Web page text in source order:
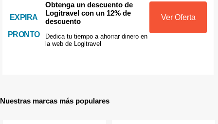
EXPIRA
PRONTO
Obtenga un descuento de
Logitravel con un 12% de
descuento
Dedica tu tiempo a ahorrar dinero en
la web de Logitravel
Ver Oferta
Nuestras marcas más populares